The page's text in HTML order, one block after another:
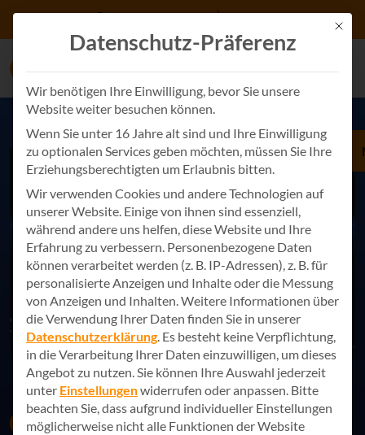
Zum Inhalt springen
News 22. Mai 2025
Mit
Datenschutz-Präferenz
Wir benötigen Ihre Einwilligung, bevor Sie unsere
Website weiter besuchen können.
Wenn Sie unter 16 Jahre alt sind und Ihre Einwilligung
zu optionalen Services geben möchten, müssen Sie Ihre
Erziehungsberechtigten um Erlaubnis bitten.
Wir verwenden Cookies und andere Technologien auf
unserer Website. Einige von ihnen sind essenziell,
während andere uns helfen, diese Website und Ihre
Erfahrung zu verbessern. Personenbezogene Daten
können verarbeitet werden (z. B. IP-Adressen), z. B. für
personalisierte Anzeigen und Inhalte oder die Messung
von Anzeigen und Inhalten.Weitere Informationen über
die Verwendung Ihrer Daten finden Sie in unserer
Datenschutzerklärung. Es besteht keine Verpflichtung,
in die Verarbeitung Ihrer Daten einzuwilligen, um dieses
Angebot zu nutzen.Sie können Ihre Auswahl jederzeit
unter Einstellungenwiderrufen oder anpassen. Bitte
beachten Sie, dass aufgrund individueller Einstellungen
möglicherweise nicht alle Funktionen der Website